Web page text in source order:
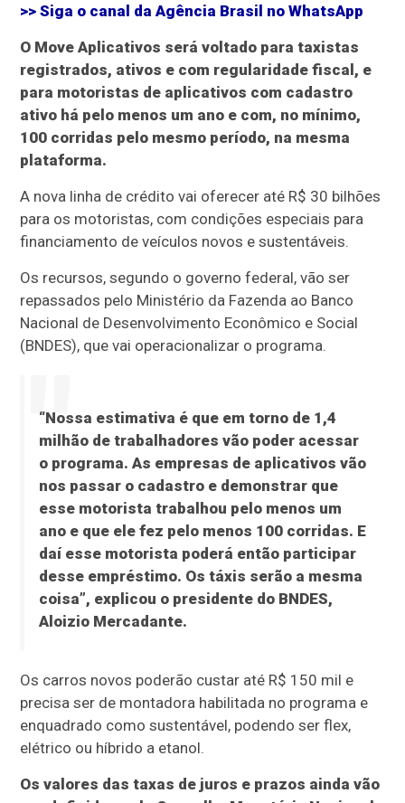
>> Siga o canal daAgência Brasil no WhatsApp
O Move Aplicativos será voltado para taxistas
registrados, ativos e com regularidade fiscal, e
para motoristas de aplicativos com cadastro
ativo há pelo menos um ano e com, no mínimo,
100 corridas pelo mesmo período, na mesma
plataforma.
A nova linha de crédito vai oferecer até R$ 30 bilhões
para os motoristas, com condições especiais para
financiamento de veículos novos e sustentáveis.
Os recursos, segundo o governo federal, vão ser
repassados pelo Ministério da Fazenda ao Banco
Nacional de Desenvolvimento Econômico e Social
(BNDES), que vai operacionalizar o programa.
“Nossa estimativa é que em torno de 1,4
milhão de trabalhadores vão poder acessar
o programa. As empresas de aplicativos vão
nos passar o cadastro e demonstrar que
esse motorista trabalhou pelo menos um
ano e que ele fez pelo menos 100 corridas. E
daí esse motorista poderá então participar
desse empréstimo. Os táxis serão a mesma
coisa”, explicou o presidente do BNDES,
Aloizio Mercadante.
Os carros novos poderão custar até R$ 150 mil e
precisa ser de montadora habilitada no programa e
enquadrado como sustentável, podendo ser flex,
elétrico ou híbrido a etanol.
Os valores das taxas de juros e prazos ainda vão